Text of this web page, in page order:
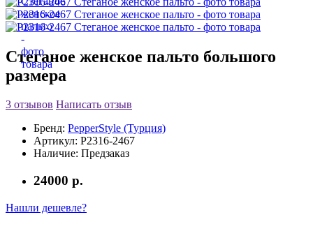
Стеганое женское пальто большого
размера
3 отзывов Написать отзыв
Бренд: PepperStyle (Турция)
Артикул: P2316-2467
Наличие: Предзаказ
24000 р.
Нашли дешевле?